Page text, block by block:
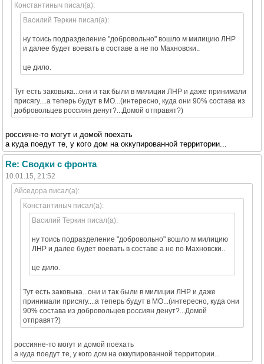
Константиныч писал(а):
Василий Теркин писал(а):
ну тоись подразделение "добровольно" вошло м милицию ЛНР
и далее будет воевать в составе а не по Махновски..
це дило.
Тут есть заковыка...они и так были в милиции ЛНР и даже принимали
присягу....а теперь будут в МО...(интересно, куда они 90% состава из
добровольцев россиян денут?...Домой отправят?)
россияне-то могут и домой поехать
а куда поедут те, у кого дом на оккупированной территории...
Re: Сводки с фронта
10.01.15, 21:52
Айседора писал(а):
Константиныч писал(а):
Василий Теркин писал(а):
ну тоись подразделение "добровольно" вошло м милицию
ЛНР и далее будет воевать в составе а не по Махновски..
це дило.
Тут есть заковыка...они и так были в милиции ЛНР и даже
принимали присягу....а теперь будут в МО...(интересно, куда они
90% состава из добровольцев россиян денут?...Домой
отправят?)
россияне-то могут и домой поехать
а куда поедут те, у кого дом на оккупированной территории...